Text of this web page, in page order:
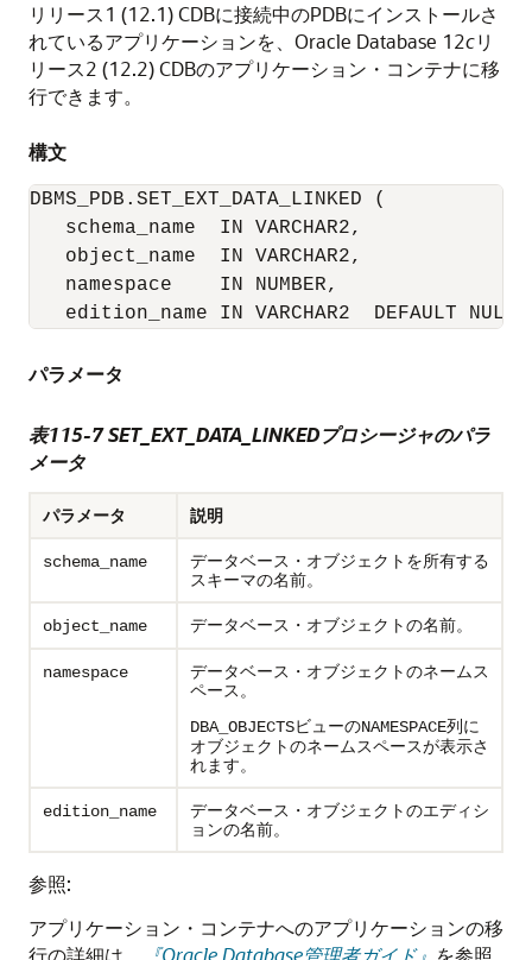
リリース1 (12.1) CDBに接続中のPDBにインストールさ
れているアプリケーションを、Oracle Database 12cリ
リース2 (12.2) CDBのアプリケーション・コンテナに移
行できます。
構文
DBMS_PDB.SET_EXT_DATA_LINKED (
   schema_name  IN VARCHAR2,
   object_name  IN VARCHAR2,
   namespace    IN NUMBER,
パラメータ
表115-7SET_EXT_DATA_LINKEDプロシージャのパラ
メータ
パラメータ 説明
schema_name
データベース・オブジェクトを所有する
スキーマの名前。
object_name データベース・オブジェクトの名前。
namespace
データベース・オブジェクトのネームス
ペース。
DBA_OBJECTSビューのNAMESPACE列に
オブジェクトのネームスペースが表示さ
れます。
edition_name
データベース・オブジェクトのエディシ
ョンの名前。
参照:
アプリケーション・コンテナへのアプリケーションの移
行の詳細は、
『Oracle Database管理者ガイド』 を参照